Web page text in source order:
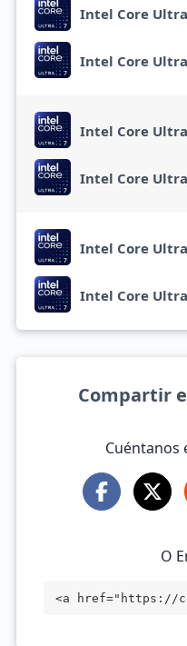
Intel Core
Intel Core
Intel Core
Intel Core
Intel Core
Intel Core
Compartir
Cuéntanos
O
<a href="https://